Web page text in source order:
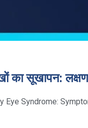
का सूखापन:
Eye Syndrome: